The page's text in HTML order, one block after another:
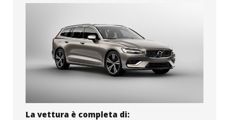
La vettura è completa di: